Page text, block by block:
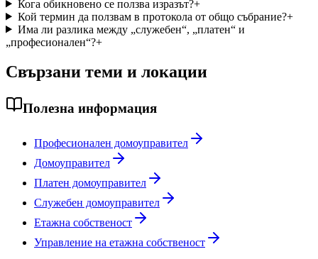
Кога обикновено се ползва изразът?+
Кой термин да ползвам в протокола от общо събрание?+
Има ли разлика между „служебен“, „платен“ и
„професионален“?+
Свързани теми и локации
Полезна информация
Професионален домоуправител
Домоуправител
Платен домоуправител
Служебен домоуправител
Етажна собственост
Управление на етажна собственост